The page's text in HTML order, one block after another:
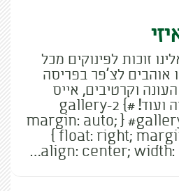
זוכות לפינוקים מכל
אוהבים לצ'פר בפריסה
וקרטיבים, אייס
קפה, אייס פסיפלורה ועוד! #gallery-2 {
margin: auto; }
{ float: right;
align: center; width: